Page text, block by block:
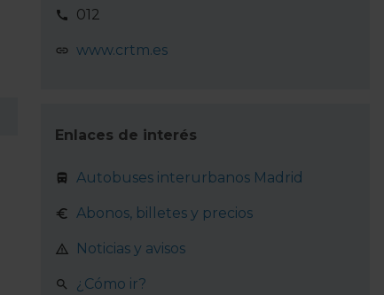
012
www.crtm.es
Enlaces de interés
Autobuses interurbanos Madrid
Abonos, billetes y precios
Noticias y avisos
¿Cómo ir?